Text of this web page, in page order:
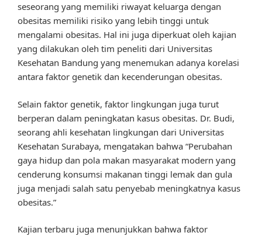
seseorang yang memiliki riwayat keluarga dengan
obesitas memiliki risiko yang lebih tinggi untuk
mengalami obesitas. Hal ini juga diperkuat oleh kajian
yang dilakukan oleh tim peneliti dari Universitas
Kesehatan Bandung yang menemukan adanya korelasi
antara faktor genetik dan kecenderungan obesitas.
Selain faktor genetik, faktor lingkungan juga turut
berperan dalam peningkatan kasus obesitas. Dr. Budi,
seorang ahli kesehatan lingkungan dari Universitas
Kesehatan Surabaya, mengatakan bahwa “Perubahan
gaya hidup dan pola makan masyarakat modern yang
cenderung konsumsi makanan tinggi lemak dan gula
juga menjadi salah satu penyebab meningkatnya kasus
obesitas.”
Kajian terbaru juga menunjukkan bahwa faktor